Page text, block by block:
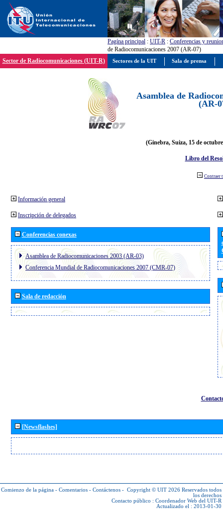
Pagína principal : UIT-R : Conferencias y
de Radiocomunicaciones 2007 (AR-07)
Sector de Radiocomunicaciones (UIT-R)
Asamblea de
(AR-
(Ginebra, Suiza, 15 de
Libro del
Contraer
Información general
Inscripción de delegados
Conferencias conexas
Asamblea de Radiocomunicaciones 2003 (AR-03)
Conferencia Mundial de Radiocomunicaciones 2007 (CMR-07)
Sala de redacción
[Newsflashes]
Comienzo de la página - Comentarios - Contáctenos - Copyright © UIT 2026 Reservados todos
los derechos
Contacto público : Coordenador Web del UIT-R
Actualizado el : 2013-01-30
Sectores de la UIT Sala de prensa